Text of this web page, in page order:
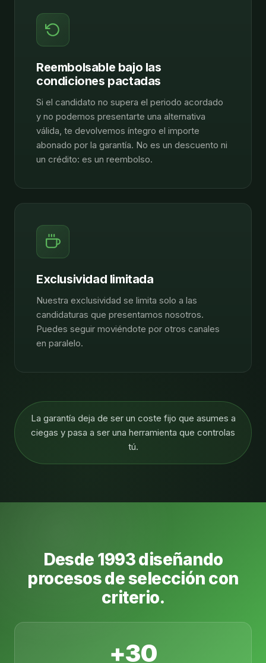
Reembolsable bajo las
condiciones pactadas
Si el candidato no supera el periodo acordado
y no podemos presentarte una alternativa
válida, te devolvemos íntegro el importe
abonado por la garantía. No es un descuento ni
un crédito: es un reembolso.
Exclusividad limitada
Nuestra exclusividad se limita solo a las
candidaturas que presentamos nosotros.
Puedes seguir moviéndote por otros canales
en paralelo.
La garantía deja de ser un coste fijo que asumes a
ciegas y pasa a ser una herramienta que controlas
tú.
Desde 1993 diseñando
procesos de selección con
criterio.
+30